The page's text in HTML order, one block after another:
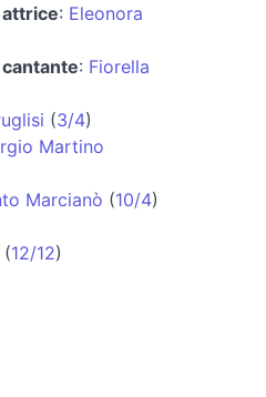
: Eleonora
: Fiorella
(3/4)
Martino
Marcianò (10/4)
(12/12)